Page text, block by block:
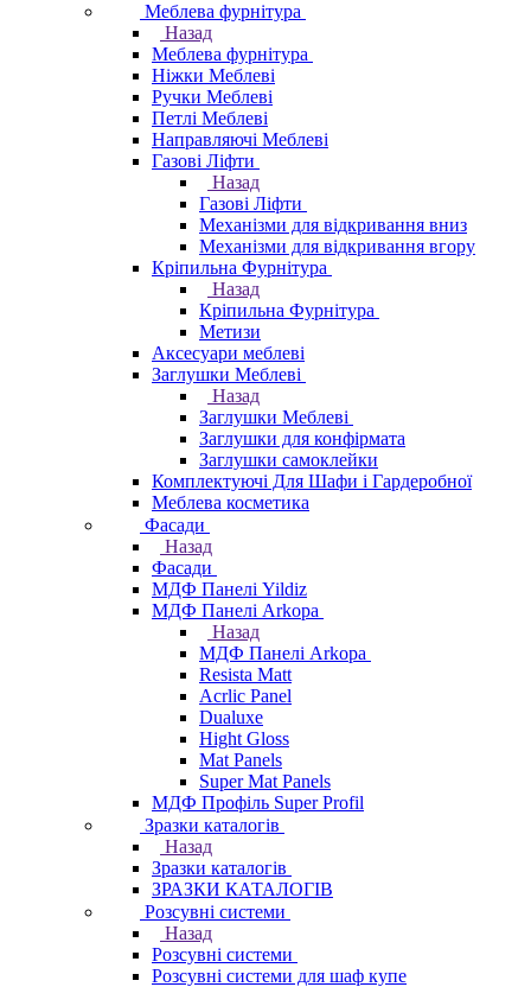
Меблева фурнітура
Назад
Меблева фурнітура
Ніжки Меблеві
Ручки Меблеві
Петлі Меблеві
Направляючі Меблеві
Газові Ліфти
Назад
Газові Ліфти
Механізми для відкривання вниз
Механізми для відкривання вгору
Кріпильна Фурнітура
Назад
Кріпильна Фурнітура
Метизи
Аксесуари меблеві
Заглушки Меблеві
Назад
Заглушки Меблеві
Заглушки для конфірмата
Заглушки самоклейки
Комплектуючі Для Шафи і Гардеробної
Меблева косметика
Фасади
Назад
Фасади
МДФ Панелі Yildiz
МДФ Панелі Arkopa
Назад
МДФ Панелі Arkopa
Resista Matt
Acrlic Panel
Dualuxe
Hight Gloss
Mat Panels
Super Mat Panels
МДФ Профіль Super Profil
Зразки каталогів
Назад
Зразки каталогів
ЗРАЗКИ КАТАЛОГІВ
Розсувні системи
Назад
Розсувні системи
Розсувні системи для шаф купе